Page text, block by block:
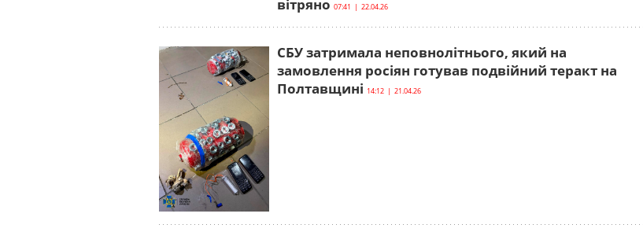
вітряно 07:41 | 22.04.26
СБУ затримала неповнолітнього, який на
замовлення росіян готував подвійний теракт на
Полтавщині 14:12 | 21.04.26